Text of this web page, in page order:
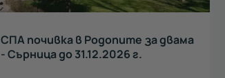
СПА почивка в Родопите за двама
- Сърница до 31.12.2026 г.